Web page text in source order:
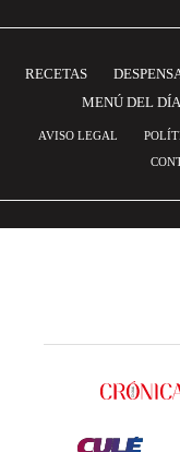
RECETAS
MENÚ DEL DÍA
AVISO LEGAL